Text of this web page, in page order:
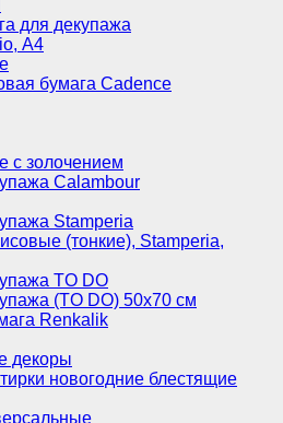
для декупажа
А4
бумага Cadence
c золочением
Calambour
Stamperia
(тонкие), Stamperia,
TO DO
(TO DO) 50х70 см
Renkalik
декоры
новогодние блестящие